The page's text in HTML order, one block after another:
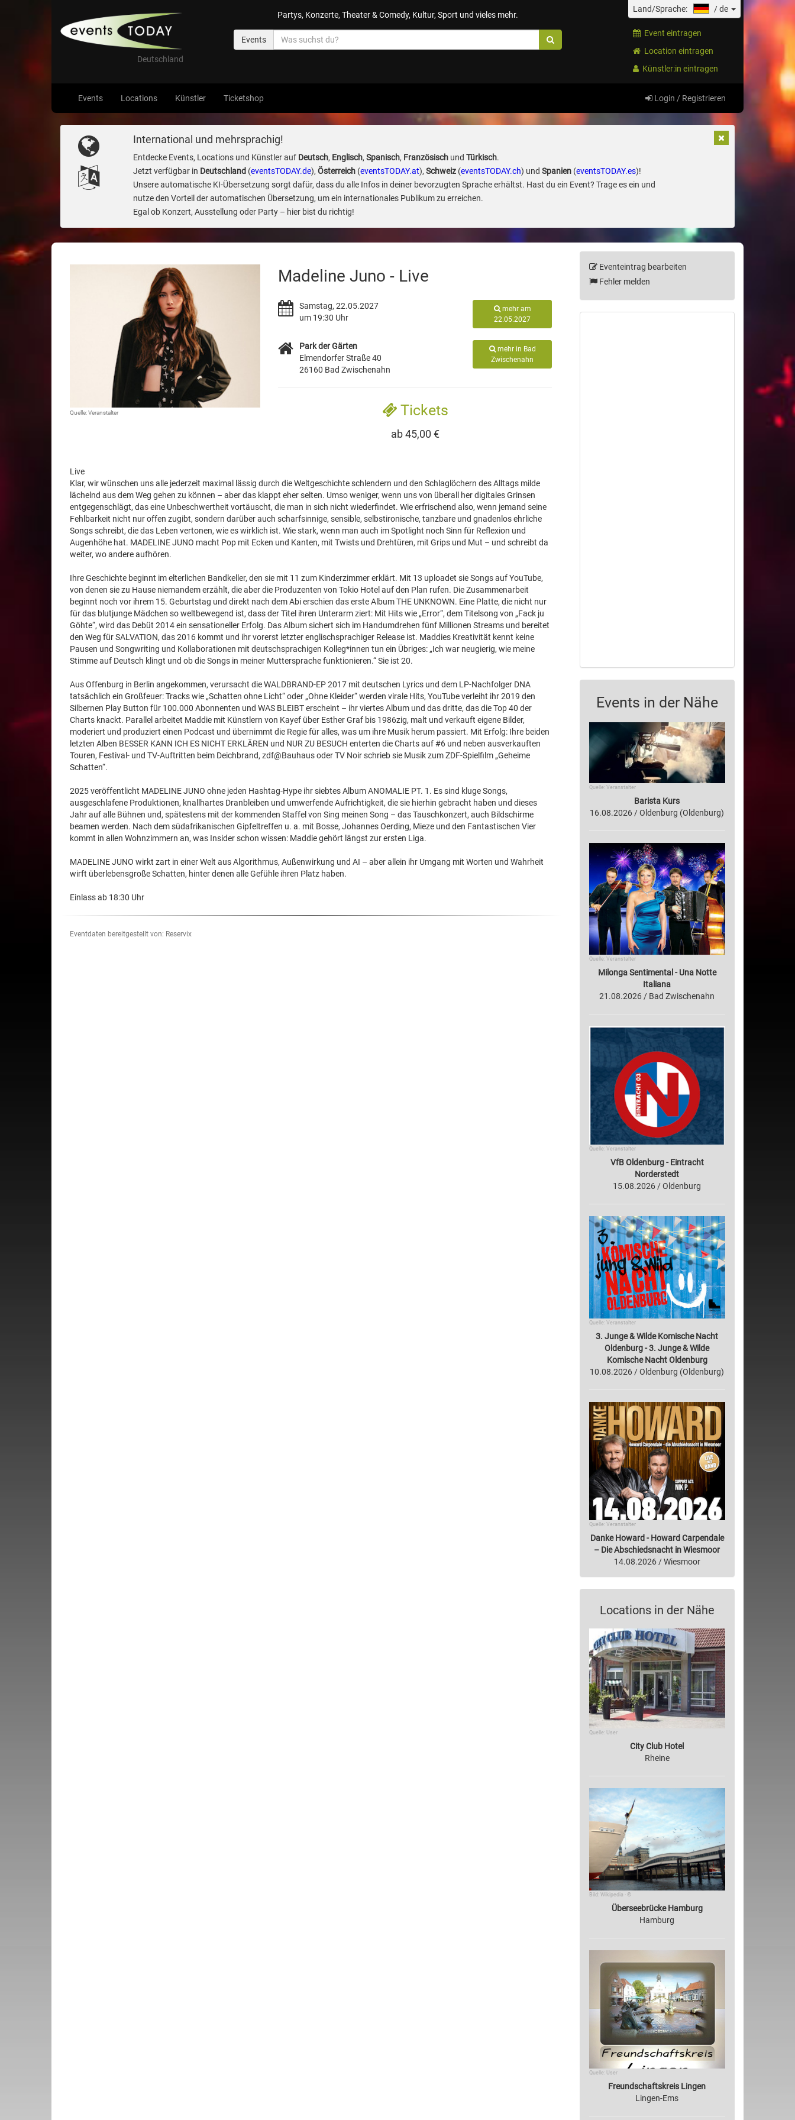
Deutschland
Partys, Konzerte, Theater & Comedy, Kultur, Sport und vieles mehr.
Events
Land/Sprache: /de
Event eintragen
Location eintragen
Künstler:in eintragen
Events Locations Künstler Ticketshop Login / Registrieren
International und mehrsprachig!
Entdecke Events, Locations und Künstler auf Deutsch, Englisch, Spanisch, Französischund Türkisch.
Jetzt verfügbar in Deutschland (eventsTODAY.de), Österreich(eventsTODAY.at), Schweiz(eventsTODAY.ch) und Spanien(eventsTODAY.es)!
Unsere automatische KI-Übersetzung sorgt dafür, dass du alle Infos in deiner bevorzugten Sprache erhältst. Hast du ein Event? Trage es ein und
nutze den Vorteil der automatischen Übersetzung, um ein internationales Publikum zu erreichen.
Egal ob Konzert, Ausstellung oder Party – hier bist du richtig!
Quelle: Veranstalter
Madeline Juno - Live
Samstag, 22.05.2027
um 19:30 Uhr
mehr am
22.05.2027
Park der Gärten
Elmendorfer Straße 40
26160 Bad Zwischenahn
mehr in Bad
Zwischenahn
Tickets
ab 45,00 €
Live
Klar, wir wünschen uns alle jederzeit maximal lässig durch die Weltgeschichte schlendern und den Schlaglöchern des Alltags milde
lächelnd aus dem Weg gehen zu können – aber das klappt eher selten. Umso weniger, wenn uns von überall her digitales Grinsen
entgegenschlägt, das eine Unbeschwertheit vortäuscht, die man in sich nicht wiederfindet. Wie erfrischend also, wenn jemand seine
Fehlbarkeit nicht nur offen zugibt, sondern darüber auch scharfsinnige, sensible, selbstironische, tanzbare und gnadenlos ehrliche
Songs schreibt, die das Leben vertonen, wie es wirklich ist. Wie stark, wenn man auch im Spotlight noch Sinn für Reflexion und
Augenhöhe hat. MADELINE JUNO macht Pop mit Ecken und Kanten, mit Twists und Drehtüren, mit Grips und Mut – und schreibt da
weiter, wo andere aufhören.
Ihre Geschichte beginnt im elterlichen Bandkeller, den sie mit 11 zum Kinderzimmer erklärt. Mit 13 uploadet sie Songs auf YouTube,
von denen sie zu Hause niemandem erzählt, die aber die Produzenten von Tokio Hotel auf den Plan rufen. Die Zusammenarbeit
beginnt noch vor ihrem 15. Geburtstag und direkt nach dem Abi erschien das erste Album THE UNKNOWN. Eine Platte, die nicht nur
für das blutjunge Mädchen so weltbewegend ist, dass der Titel ihren Unterarm ziert: Mit Hits wie „Error“, dem Titelsong von „Fack ju
Göhte“, wird das Debüt 2014 ein sensationeller Erfolg. Das Album sichert sich im Handumdrehen fünf Millionen Streams und bereitet
den Weg für SALVATION, das 2016 kommt und ihr vorerst letzter englischsprachiger Release ist. Maddies Kreativität kennt keine
Pausen und Songwriting und Kollaborationen mit deutschsprachigen Kolleg*innen tun ein Übriges: „Ich war neugierig, wie meine
Stimme auf Deutsch klingt und ob die Songs in meiner Muttersprache funktionieren.“ Sie ist 20.
Aus Offenburg in Berlin angekommen, verursacht die WALDBRAND-EP 2017 mit deutschen Lyrics und dem LP-Nachfolger DNA
tatsächlich ein Großfeuer: Tracks wie „Schatten ohne Licht“ oder „Ohne Kleider“ werden virale Hits, YouTube verleiht ihr 2019 den
Silbernen Play Button für 100.000 Abonnenten und WAS BLEIBT erscheint – ihr viertes Album und das dritte, das die Top 40 der
Charts knackt. Parallel arbeitet Maddie mit Künstlern von Kayef über Esther Graf bis 1986zig, malt und verkauft eigene Bilder,
moderiert und produziert einen Podcast und übernimmt die Regie für alles, was um ihre Musik herum passiert. Mit Erfolg: Ihre beiden
letzten Alben BESSER KANN ICH ES NICHT ERKLÄREN und NUR ZU BESUCH enterten die Charts auf #6 und neben ausverkauften
Touren, Festival- und TV-Auftritten beim Deichbrand, zdf@Bauhaus oder TV Noir schrieb sie Musik zum ZDF-Spielfilm „Geheime
Schatten“.
2025 veröffentlicht MADELINE JUNO ohne jeden Hashtag-Hype ihr siebtes Album ANOMALIE PT. 1. Es sind kluge Songs,
ausgeschlafene Produktionen, knallhartes Dranbleiben und umwerfende Aufrichtigkeit, die sie hierhin gebracht haben und dieses
Jahr auf alle Bühnen und, spätestens mit der kommenden Staffel von Sing meinen Song – das Tauschkonzert, auch Bildschirme
beamen werden. Nach dem südafrikanischen Gipfeltreffen u. a. mit Bosse, Johannes Oerding, Mieze und den Fantastischen Vier
kommt in allen Wohnzimmern an, was Insider schon wissen: Maddie gehört längst zur ersten Liga.
MADELINE JUNO wirkt zart in einer Welt aus Algorithmus, Außenwirkung und AI – aber allein ihr Umgang mit Worten und Wahrheit
wirft überlebensgroße Schatten, hinter denen alle Gefühle ihren Platz haben.
Einlass ab 18:30 Uhr
Eventdaten bereitgestellt von: Reservix
Eventeintrag bearbeiten
Fehler melden
Events in der Nähe
Quelle: Veranstalter
Barista Kurs
16.08.2026 / Oldenburg (Oldenburg)
Quelle: Veranstalter
Milonga Sentimental - Una Notte
Italiana
21.08.2026 / Bad Zwischenahn
Quelle: Veranstalter
VfB Oldenburg - Eintracht
Norderstedt
15.08.2026 / Oldenburg
Quelle: Veranstalter
3. Junge & Wilde Komische Nacht
Oldenburg - 3. Junge & Wilde
Komische Nacht Oldenburg
10.08.2026 / Oldenburg (Oldenburg)
Quelle: Veranstalter
Danke Howard - Howard Carpendale
– Die Abschiedsnacht in Wiesmoor
14.08.2026 / Wiesmoor
Locations in der Nähe
Quelle: User
City Club Hotel
Rheine
Bild: Wikipedia · ©
Überseebrücke Hamburg
Hamburg
Quelle: User
Freundschaftskreis Lingen
Lingen-Ems